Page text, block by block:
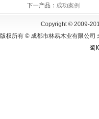
下一产品 ： 成功案例
Copyright © 2009-
版权所有 © 成都市林易木业有限公司
蜀